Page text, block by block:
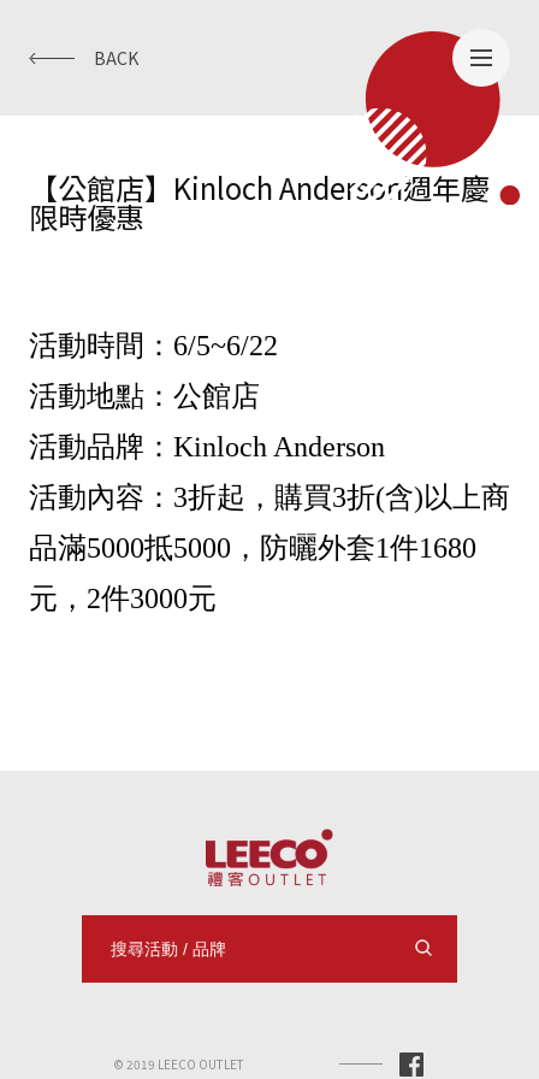
BACK
【公館店】Kinloch Anderson週年慶
限時優惠
活動時間：6/5~6/22
活動地點：公館店
活動品牌：Kinloch Anderson
活動內容：3折起，購買3折(含)以上商
品滿5000抵5000，防曬外套1件1680
元，2件3000元
© 2019 LEECO OUTLET